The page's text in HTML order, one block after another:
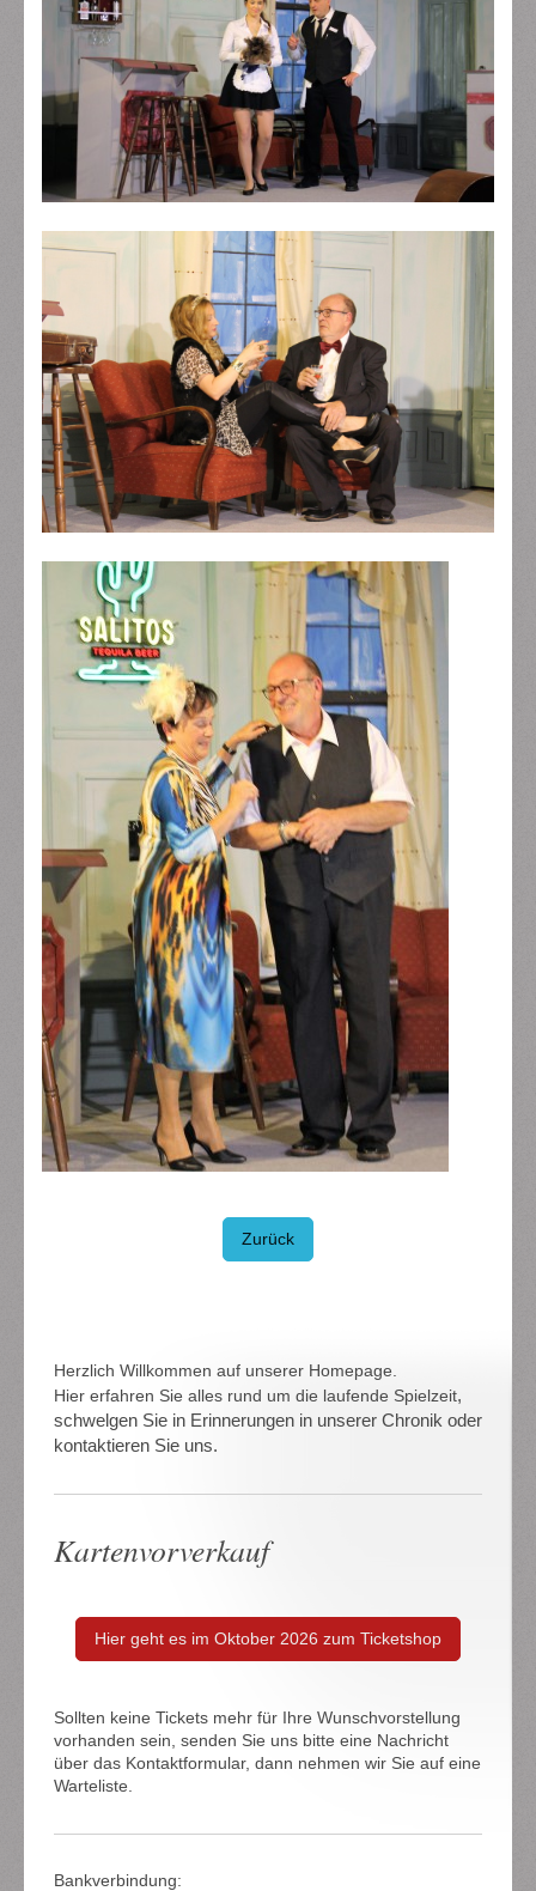
Zurück
Herzlich Willkommen auf unserer Homepage.
Hier erfahren Sie alles rund um die laufende Spielzeit,
schwelgen Sie in Erinnerungen in unserer Chronik oder
kontaktieren Sie uns.
Kartenvorverkauf
Hier geht es im Oktober 2026 zum Ticketshop
Sollten keine Tickets mehr für Ihre Wunschvorstellung
vorhanden sein, senden Sie uns bitte eine Nachricht
über das Kontaktformular, dann nehmen wir Sie auf eine
Warteliste.
Bankverbindung: